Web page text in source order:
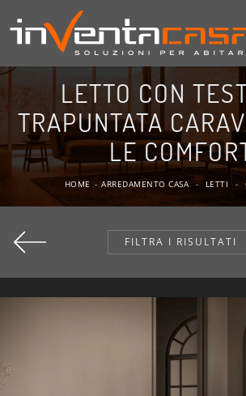
LETTO CON
TRAPUNTATA
LE
HOME - ARREDAMENTO CASA - LETTI -
FILTRA I RISULTATI